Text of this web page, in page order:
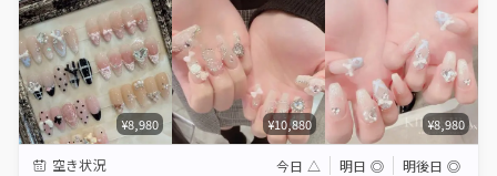
¥8,980 ¥10,880 ¥8,980
空き状況 今日 △ 明日 ◎ 明後日 ◎